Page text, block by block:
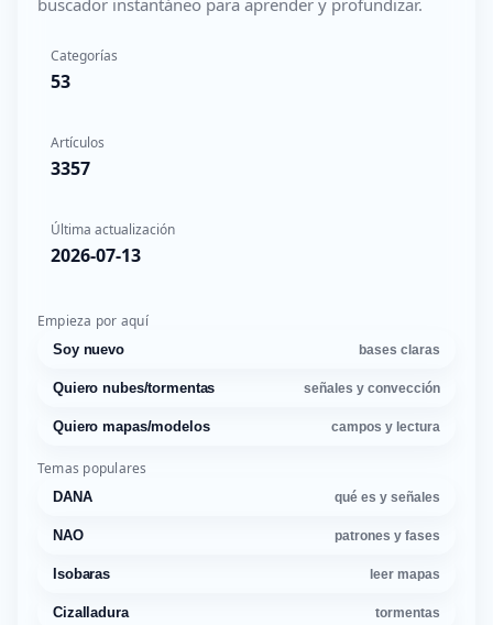
buscador instantáneo para aprender y profundizar.
Categorías
53
Artículos
3357
Última actualización
2026-07-13
Empieza por aquí
Soy nuevo bases claras
Quiero nubes/tormentas señales y convección
Quiero mapas/modelos campos y lectura
Temas populares
DANA qué es y señales
NAO patrones y fases
Isobaras leer mapas
Cizalladura tormentas